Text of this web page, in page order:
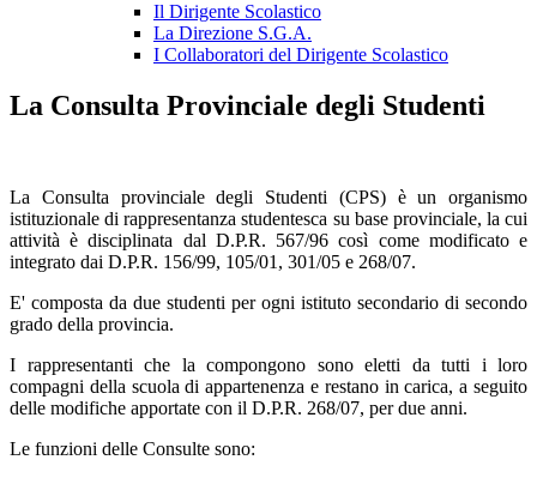
Il Dirigente Scolastico
La Direzione S.G.A.
I Collaboratori del Dirigente Scolastico
La Consulta Provinciale degli Studenti
La Consulta provinciale degli Studenti (CPS) è un organismo
istituzionale di rappresentanza studentesca su base provinciale, la cui
attività è disciplinata dal D.P.R. 567/96 così come modificato e
integrato dai D.P.R. 156/99, 105/01, 301/05 e 268/07.
E' composta da due studenti per ogni istituto secondario di secondo
grado della provincia.
I rappresentanti che la compongono sono eletti da tutti i loro
compagni della scuola di appartenenza e restano in carica, a seguito
delle modifiche apportate con il D.P.R. 268/07, per due anni.
Le funzioni delle Consulte sono: